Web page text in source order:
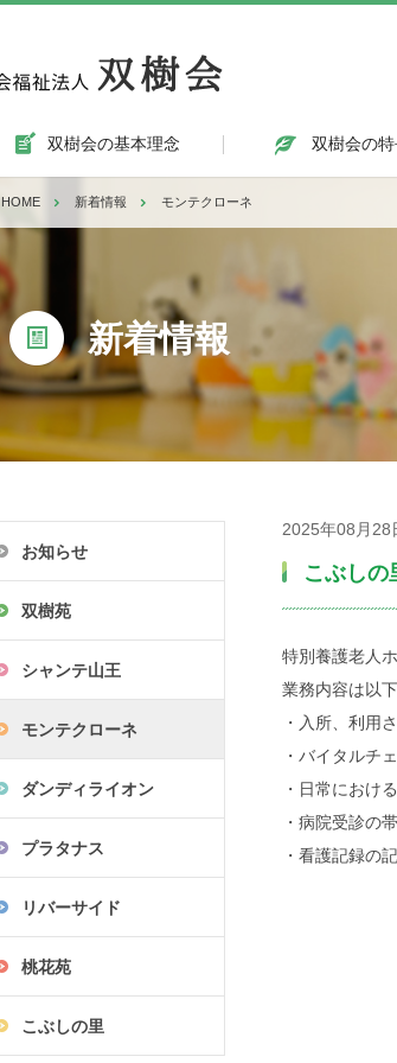
双樹会の基本理念 双樹会の
HOME 新着情報 モンテクローネ
新着情報
2025年08月28
こぶしの
特別養護老人
業務内容は以
・入所、利用
・バイタルチ
・日常におけ
・病院受診の
・看護記録の
お知らせ
双樹苑
シャンテ山王
モンテクローネ
ダンディライオン
プラタナス
リバーサイド
桃花苑
こぶしの里